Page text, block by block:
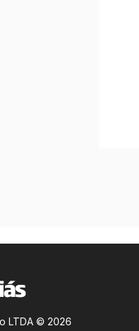
LTDA © 2026